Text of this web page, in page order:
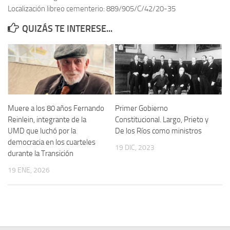
Memoria Histórica
Investigación previa de la represión en Talavera de la Reina (1937-
1947).
Informe Represión en Toledo 1936-1947 | Buscador
Informe de la fosa de abril de 1939 de Tembleque
Militantes históricos IR
Personajes republicanos
Izquierda Republicana. Agrupaciones y Militantes (1934-1939)
Localización libreo cementerio: 889/905/C/42/20-35
QUIZÁS TE INTERESE...
Muere a los 80 años Fernando
Reinlein, integrante de la
UMD que luchó por la
democracia en los cuarteles
durante la Transición
19 ENE, 2026
Primer Gobierno
Constitucional. Largo, Prieto y
De los Ríos como ministros
19 DIC, 2023